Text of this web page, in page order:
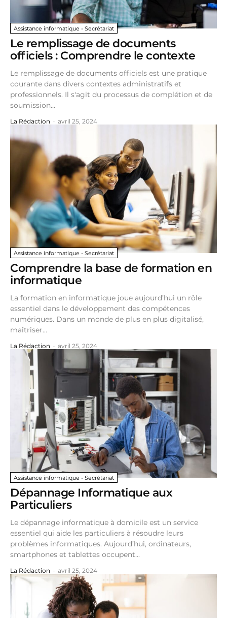
Assistance informatique - Secrétariat
Le remplissage de documents
officiels : Comprendre le contexte
Le remplissage de documents officiels est une pratique
courante dans divers contextes administratifs et
professionnels. Il s'agit du processus de complétion et de
soumission...
La Rédaction - avril 25, 2024
Assistance informatique - Secrétariat
Comprendre la base de formation en
informatique
La formation en informatique joue aujourd’hui un rôle
essentiel dans le développement des compétences
numériques. Dans un monde de plus en plus digitalisé,
maîtriser...
La Rédaction - avril 25, 2024
Assistance informatique - Secrétariat
Dépannage Informatique aux
Particuliers
Le dépannage informatique à domicile est un service
essentiel qui aide les particuliers à résoudre leurs
problèmes informatiques. Aujourd’hui, ordinateurs,
smartphones et tablettes occupent...
La Rédaction - avril 25, 2024